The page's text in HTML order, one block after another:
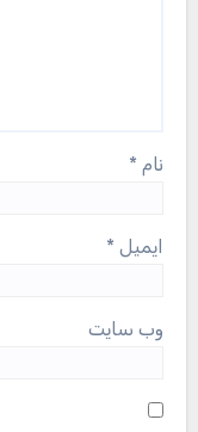
نام *
ایمیل *
وب‌ سایت